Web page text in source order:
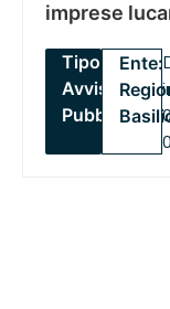
imprese
Tipo:
Avviso
Pubblico
Ente: